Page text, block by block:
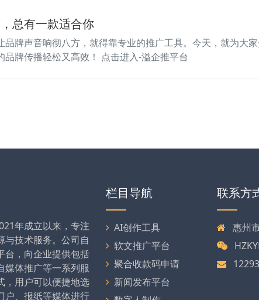
总有一款适合你
品牌声音响彻八方，就得靠专业的推广工具。今天，就为
牌传播轻松又高效！ 点击进入-溢企推平台
年成立以来，专注
与技术服务。公司自
台，向企业提供包括
媒体推广等一系列服
，用户可以便捷地选
户、报纸等媒体进行
栏目导航
AI创作工具
软文推广平台
聚合收款码申请
新闻发布平台
联系方
惠州